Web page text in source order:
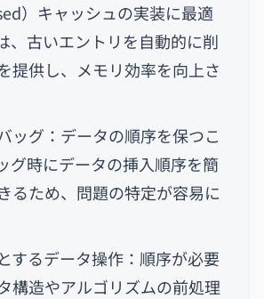
）キャッシュの実装に最適
、古いエントリを自動的に削
提供し、メモリ効率を向上さ
ッグ：データの順序を保つこ
グ時にデータの挿入順序を簡
るため、問題の特定が容易に
するデータ操作：順序が必要
構造やアルゴリズムの前処理